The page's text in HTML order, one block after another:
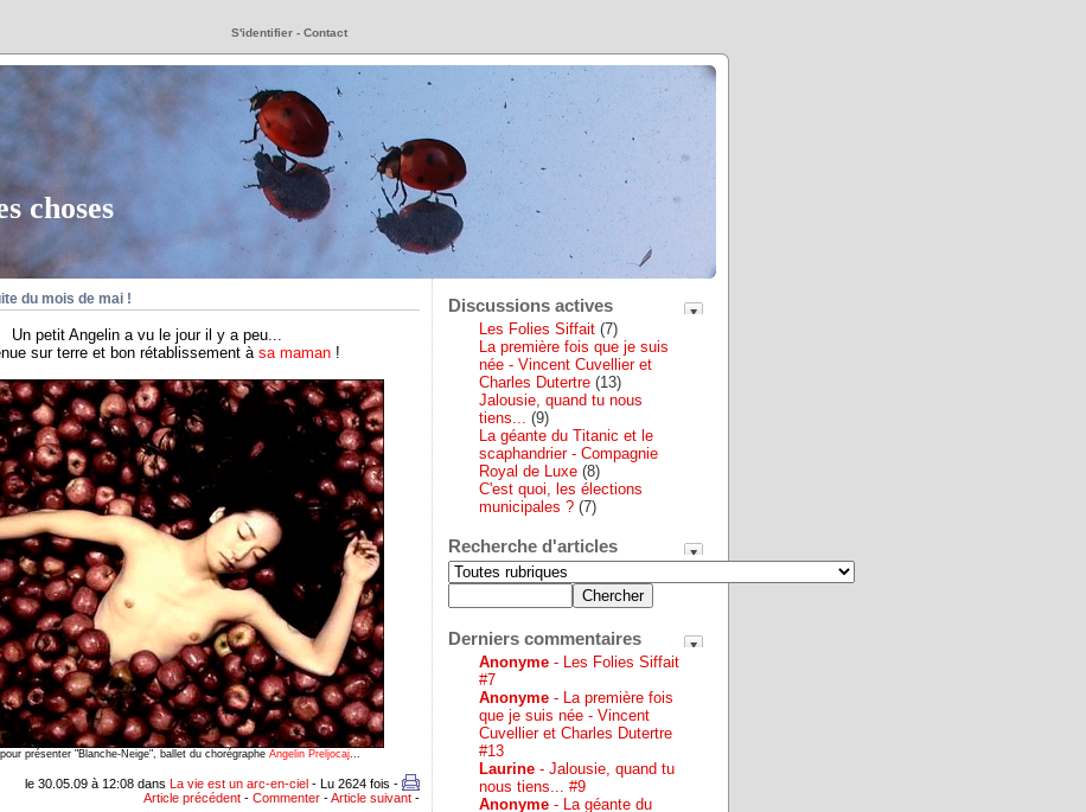
S'identifier - Contact
choses
du mois de mai !
Un petit Angelin a vu le jour il y a peu...
sur terre et bon rétablissement à sa maman !
présenter "Blanche-Neige", ballet du chorégraphe Angelin Preljocaj...
le 30.05.09 à 12:08 dans La vie est un arc-en-ciel - Lu 2624 fois -
Article précédent - Commenter -Article suivant -
Discussions actives
Les Folies Siffait (7)
La première fois que je suis
née - Vincent Cuvellier et
Charles Dutertre (13)
Jalousie, quand tu nous
tiens... (9)
La géante du Titanic et le
scaphandrier - Compagnie
Royal de Luxe (8)
C'est quoi, les élections
municipales ? (7)
Recherche d'articles
Derniers commentaires
Anonyme - Les Folies Siffait
#7
Anonyme - La première fois
que je suis née - Vincent
Cuvellier et Charles Dutertre
#13
Laurine - Jalousie, quand tu
nous tiens... #9
Anonyme - La géante du